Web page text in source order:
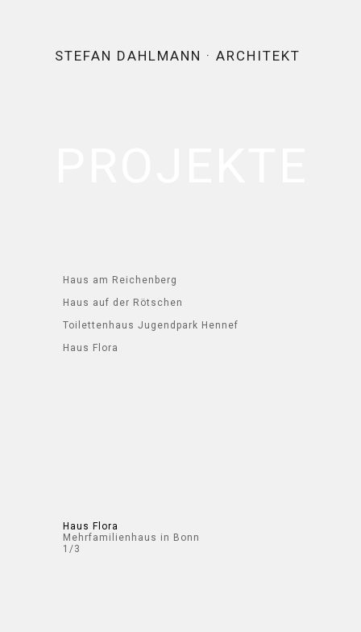
STEFAN DAHLMANN · ARCHITEKT
Haus am Reichenberg
Haus auf der Rötschen
Toilettenhaus Jugendpark Hennef
Haus Flora
Haus Flora
Mehrfamilienhaus in Bonn
1/3